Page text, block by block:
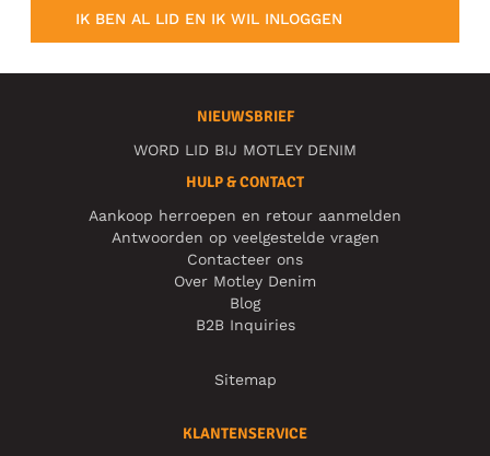
IK BEN AL LID EN IK WIL INLOGGEN
NIEUWSBRIEF
WORD LID BIJ MOTLEY DENIM
HULP & CONTACT
Aankoop herroepen en retour aanmelden
Antwoorden op veelgestelde vragen
Contacteer ons
Over Motley Denim
Blog
B2B Inquiries
Sitemap
KLANTENSERVICE